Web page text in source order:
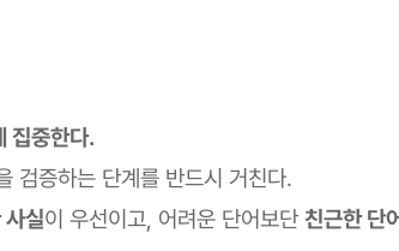
집중한다.
증하는 단계를 반드시 거친다.
사실이 우선이고, 어려운 단어보단 친근한 단